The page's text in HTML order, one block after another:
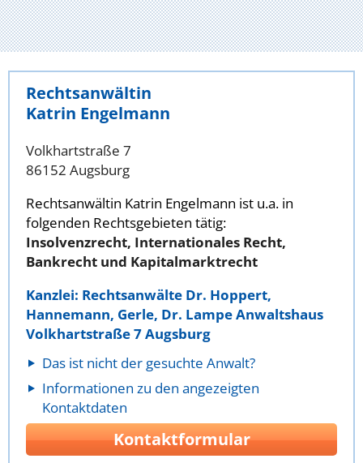
Rechtsanwältin
Katrin Engelmann
Volkhartstraße 7
86152 Augsburg
Rechtsanwältin Katrin Engelmann ist u.a. in
folgenden Rechtsgebieten tätig:
Insolvenzrecht, Internationales Recht,
Bankrecht und Kapitalmarktrecht
Kanzlei: Rechtsanwälte Dr. Hoppert,
Hannemann, Gerle, Dr. Lampe Anwaltshaus
Volkhartstraße 7 Augsburg
Das ist nicht der gesuchte Anwalt?
Informationen zu den angezeigten
Kontaktdaten
Kontaktformular